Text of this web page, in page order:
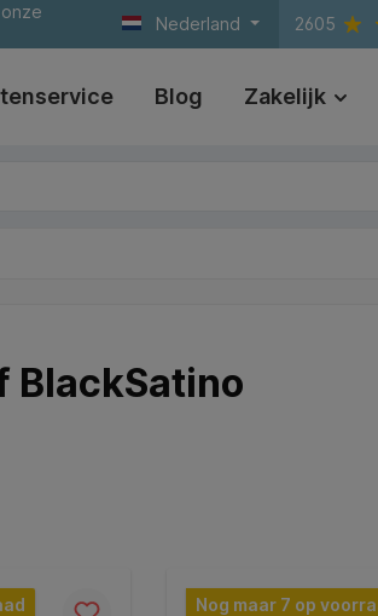
Nederland 2605
Blog Zakelijk
BlackSatino
Nog maar 7 op